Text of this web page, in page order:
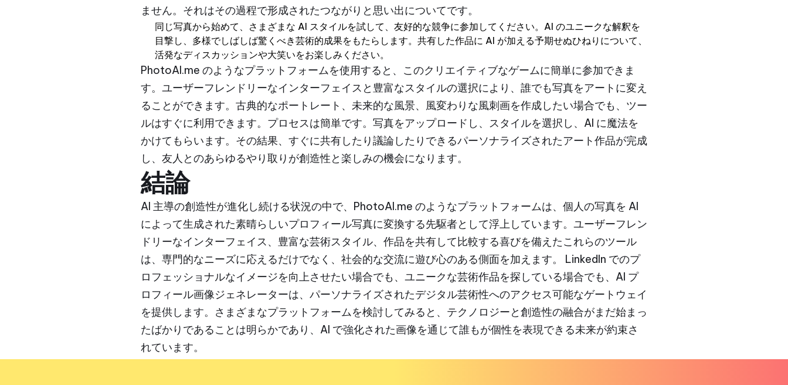
ません。それはその過程で形成されたつながりと思い出についてです。
同じ写真から始めて、さまざまな AI スタイルを試して、友好的な競争に参加してください。AI のユニークな解釈を
目撃し、多様でしばしば驚くべき芸術的成果をもたらします。共有した作品に AI が加える予期せぬひねりについて、
活発なディスカッションや大笑いをお楽しみください。
PhotoAI.me のようなプラットフォームを使用すると、このクリエイティブなゲームに簡単に参加できま
す。ユーザーフレンドリーなインターフェイスと豊富なスタイルの選択により、誰でも写真をアートに変え
ることができます。古典的なポートレート、未来的な風景、風変わりな風刺画を作成したい場合でも、ツー
ルはすぐに利用できます。プロセスは簡単です。写真をアップロードし、スタイルを選択し、AI に魔法を
かけてもらいます。その結果、すぐに共有したり議論したりできるパーソナライズされたアート作品が完成
し、友人とのあらゆるやり取りが創造性と楽しみの機会になります。
結論
AI 主導の創造性が進化し続ける状況の中で、PhotoAI.me のようなプラットフォームは、個人の写真を AI
によって生成された素晴らしいプロフィール写真に変換する先駆者として浮上しています。ユーザーフレン
ドリーなインターフェイス、豊富な芸術スタイル、作品を共有して比較する喜びを備えたこれらのツール
は、専門的なニーズに応えるだけでなく、社会的な交流に遊び心のある側面を加えます。 LinkedIn でのプ
ロフェッショナルなイメージを向上させたい場合でも、ユニークな芸術作品を探している場合でも、AI プ
ロフィール画像ジェネレーターは、パーソナライズされたデジタル芸術性へのアクセス可能なゲートウェイ
を提供します。さまざまなプラットフォームを検討してみると、テクノロジーと創造性の融合がまだ始まっ
たばかりであることは明らかであり、AI で強化された画像を通じて誰もが個性を表現できる未来が約束さ
れています。